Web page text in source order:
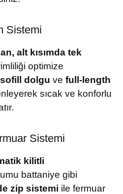
Sistemi
alt kısımda tek
optimize
dolgu ve full-length
sıcak ve konforlu
Sistemi
kilitli
battaniye gibi
zip sistemi ile fermuar